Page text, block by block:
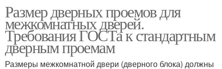
Размер дверных проемов для
межкомнатных дверей.
Требования ГОСТа к стандартным
дверным проемам
Размеры межкомнатной двери (дверного блока) должны